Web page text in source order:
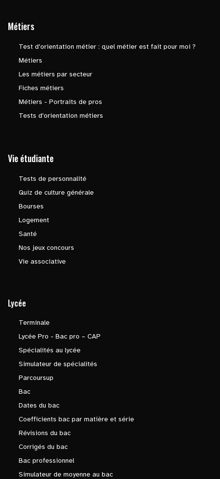
Métiers
Test d'orientation métier : quel métier est fait pour moi ?
Métiers
Les métiers par secteur
Fiches métiers
Métiers - Portraits de pros
Tests d'orientation métiers
Vie étudiante
Tests de personnalité
Quiz de culture générale
Bourses
Logement
Santé
Nos jeux concours
Vie associative
Lycée
Terminale
Lycée Pro - Bac pro – CAP
Spécialités au lycée
Simulateur de spécialités
Parcoursup
Bac
Dates du bac
Coefficients bac par matière et série
Révisions du bac
Corrigés du bac
Bac professionnel
Simulateur de moyenne au bac